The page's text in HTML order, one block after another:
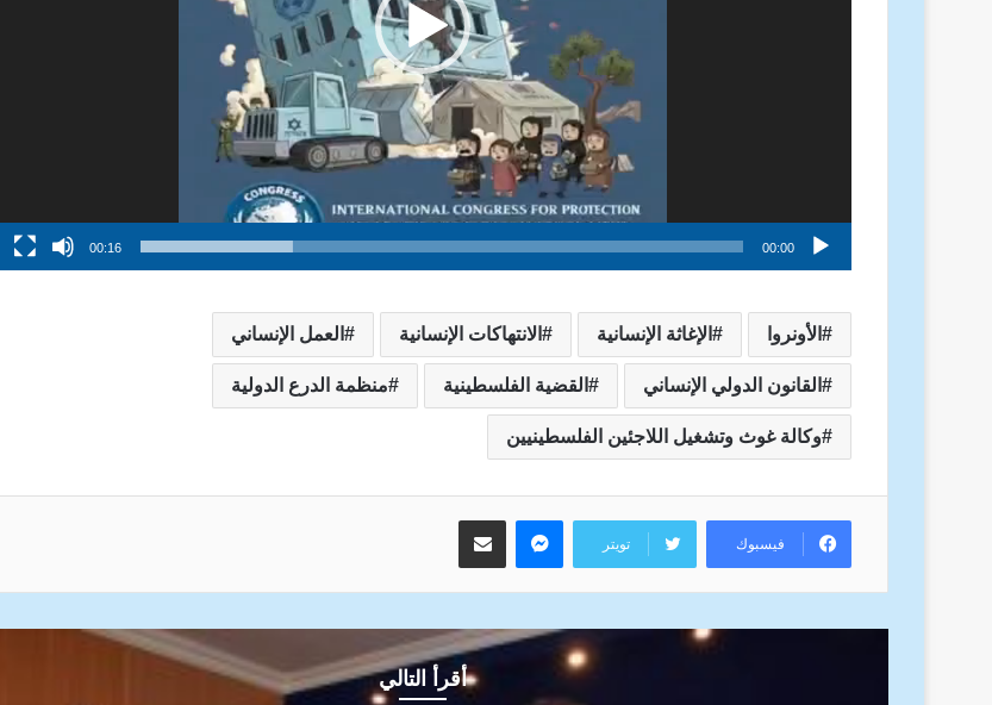
00:00
00:16
الأونروا الإغاثة الإنسانية الانتهاكات الإنسانية العمل الإنساني
القانون الدولي الإنساني القضية الفلسطينية منظمة الدرع الدولية
وكالة غوث وتشغيل اللاجئين الفلسطينيين
فيسبوك تويتر
ماسنجر مشاركة عبر البريد
أقرأ التالي